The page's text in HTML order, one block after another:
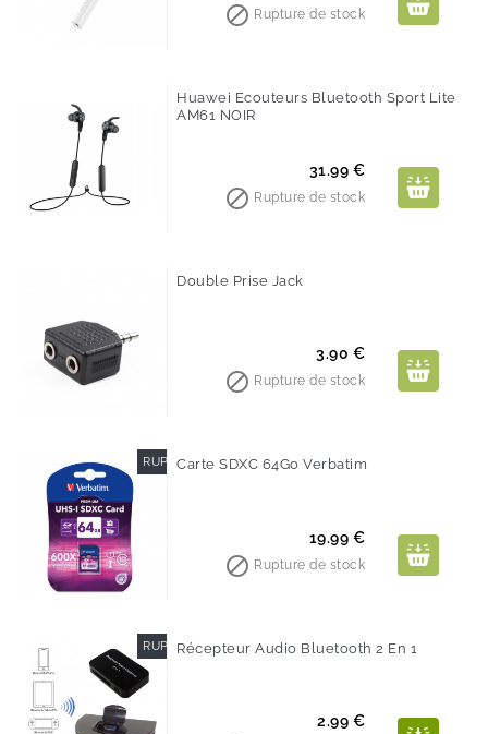
 Rupture de stock
Huawei Ecouteurs Bluetooth Sport Lite
AM61 NOIR
Prix
31.99 €
 Rupture de stock
Double Prise Jack
Prix
3.90 €
 Rupture de stock
RUPTURE DE STOCK
Carte SDXC 64Go Verbatim
Prix
19.99 €
 Rupture de stock
RUPTURE DE STOCK
Récepteur Audio Bluetooth 2 En 1
Prix
2.99 €